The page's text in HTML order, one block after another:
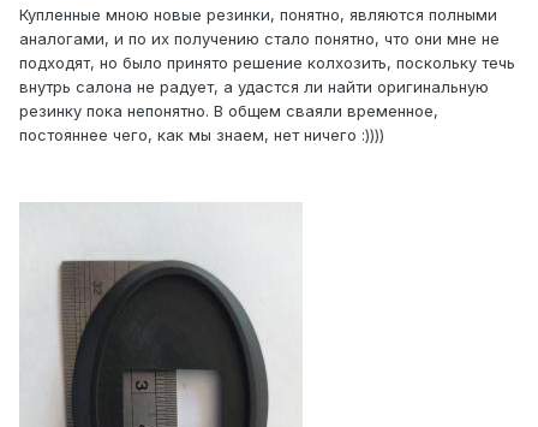
Купленные мною новые резинки, понятно, являются полными
аналогами, и по их получению стало понятно, что они мне не
подходят, но было принято решение колхозить, поскольку течь
внутрь салона не радует, а удастся ли найти оригинальную
резинку пока непонятно. В общем сваяли временное,
постояннее чего, как мы знаем, нет ничего :))))